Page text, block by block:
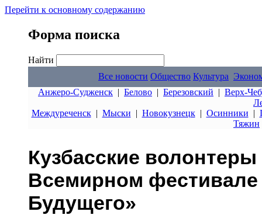
Перейти к основному содержанию
Форма поиска
Найти
Все новости Общество Культура
Анжеро-Судженск | Белово | Березовский | Верх-
Междуреченск| Мыски | Новокузнецк| Осинники |
Тяжин
Кузбасские
Всемирном
Будущего»